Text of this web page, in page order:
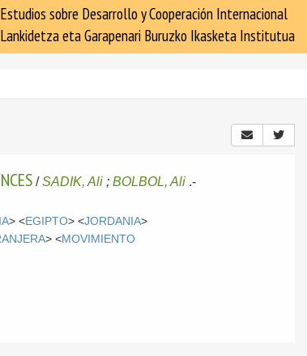
sobre Desarrollo y Cooperación Internacional
eta Garapenari Buruzko Ikasketa Institutua
/SADIK, Ali ;BOLBOL, Ali .-
> <EGIPTO> <JORDANIA>
> <MOVIMIENTO